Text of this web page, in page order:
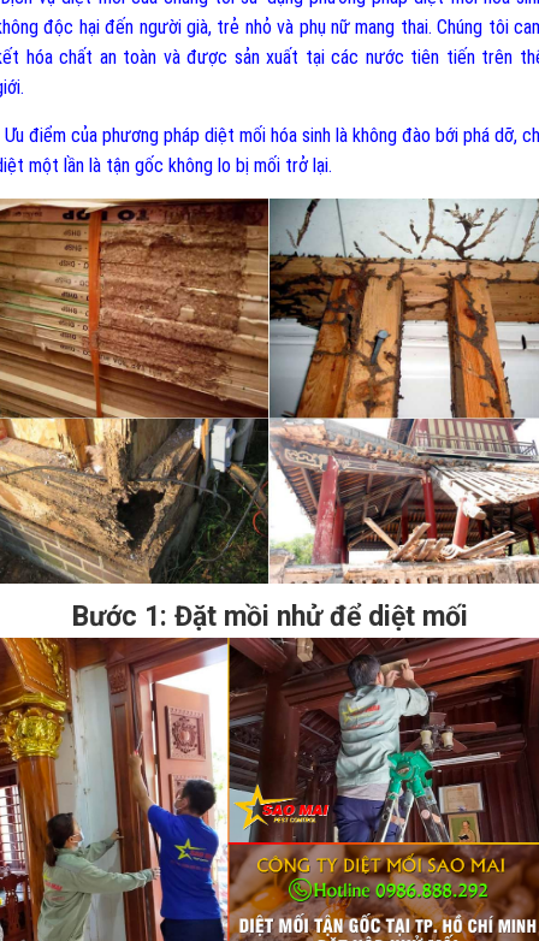
độc hại đến người già, trẻ nhỏ và phụ nữ mang thai. Chúng tôi
hóa chất an toàn và được sản xuất tại các nước tiên tiến trên
Ưu điểm của phương pháp diệt mối hóa sinh là không đào bới phá dỡ,
một lần là tận gốc không lo bị mối trở lại.
Bước 1: Đặt mồi nhử để diệt mối